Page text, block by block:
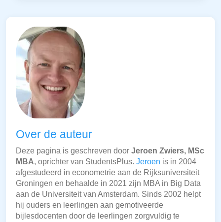
Over de auteur
Deze pagina is geschreven door Jeroen Zwiers, MSc
MBA, oprichter van StudentsPlus. Jeroen is in 2004
afgestudeerd in econometrie aan de Rijksuniversiteit
Groningen en behaalde in 2021 zijn MBA in Big Data
aan de Universiteit van Amsterdam. Sinds 2002 helpt
hij ouders en leerlingen aan gemotiveerde
bijlesdocenten door de leerlingen zorgvuldig te